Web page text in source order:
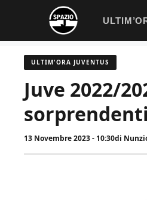
contenuto
ULTIM'ORA JUVENTUS
Juve 2022/
sorprendenti
13 Novembre 2023 - 10:30di